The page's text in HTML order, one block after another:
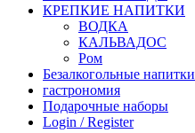
КРЕПКИЕ НАПИТКИ
ВОДКА
КАЛЬВАДОС
Ром
Безалкогольные напитки
гастрономия
Подарочные наборы
Login / Register